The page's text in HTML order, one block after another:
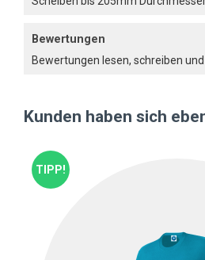
Bewertungen
Bewertungen lesen, schreiben und
Kunden haben sich
TIPP!